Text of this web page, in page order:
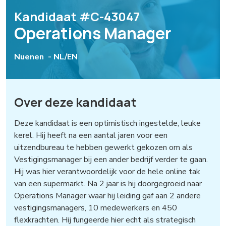
Kandidaat #C-43047
Operations Manager
Nuenen - NL/EN
Over deze kandidaat
Deze kandidaat is een optimistisch ingestelde, leuke
kerel. Hij heeft na een aantal jaren voor een
uitzendbureau te hebben gewerkt gekozen om als
Vestigingsmanager bij een ander bedrijf verder te gaan.
Hij was hier verantwoordelijk voor de hele online tak
van een supermarkt. Na 2 jaar is hij doorgegroeid naar
Operations Manager waar hij leiding gaf aan 2 andere
vestigingsmanagers, 10 medewerkers en 450
flexkrachten. Hij fungeerde hier echt als strategisch